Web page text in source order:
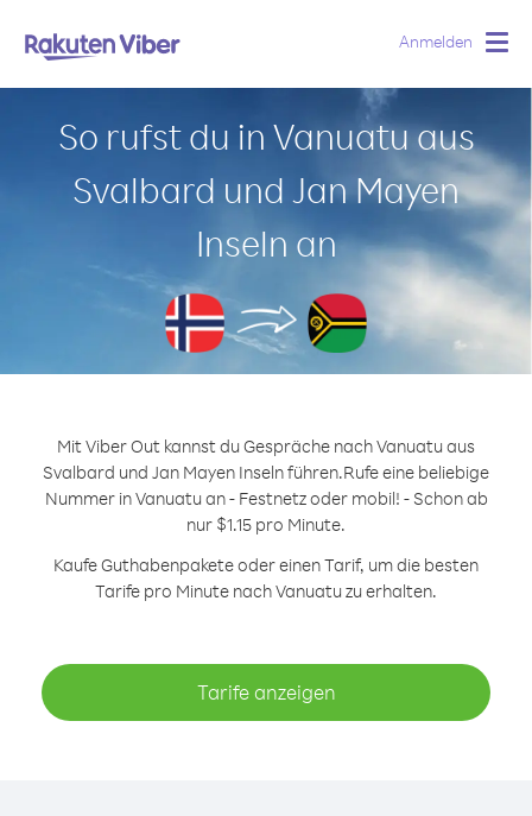
Anmelden
So rufst du in Vanuatu aus
Svalbard und Jan Mayen
Inseln an
Mit Viber Out kannst du Gespräche nach Vanuatu aus
Svalbard und Jan Mayen Inseln führen.Rufe eine beliebige
Nummer in Vanuatu an - Festnetz oder mobil! - Schon ab
nur $1.15 pro Minute.
Kaufe Guthabenpakete oder einen Tarif, um die besten
Tarife pro Minute nach Vanuatu zu erhalten.
Tarife anzeigen